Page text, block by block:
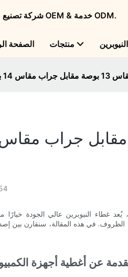
Flame Bright - شركة تصنيع منتجات النيوبرين الرائدة عالميًا مع OEM & خدمة ODM.
الصفحة منتجات
أفضل؟
غطاء النيوبرين عالي الجودة خيارًا
عن أغطية أجهزة